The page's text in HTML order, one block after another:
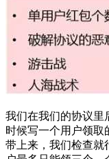
我们在我们的协议里
时候写一个用户领取
带上来，我们检查就